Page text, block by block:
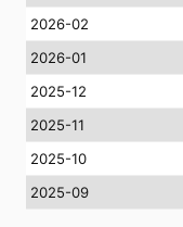
2026-02
2026-01
2025-12
2025-11
2025-10
2025-09